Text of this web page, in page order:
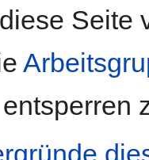
Seite